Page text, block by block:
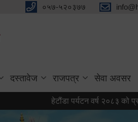
०५७-५२०३७७
दस्तावेज राजपत्र सेवा अवसर
हेटौंडा पर्यटन वर्ष २०८३ को प्रतीक